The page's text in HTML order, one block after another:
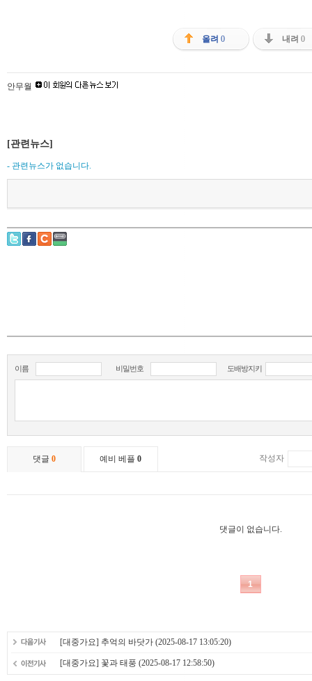
올려 0 내려 0
안무월
[관련뉴스]
- 관련뉴스가 없습니다.
[대중가요] 추억의 바닷가 (2025-08-17 13:05:20)
[대중가요] 꽃과 태풍 (2025-08-17 12:58:50)